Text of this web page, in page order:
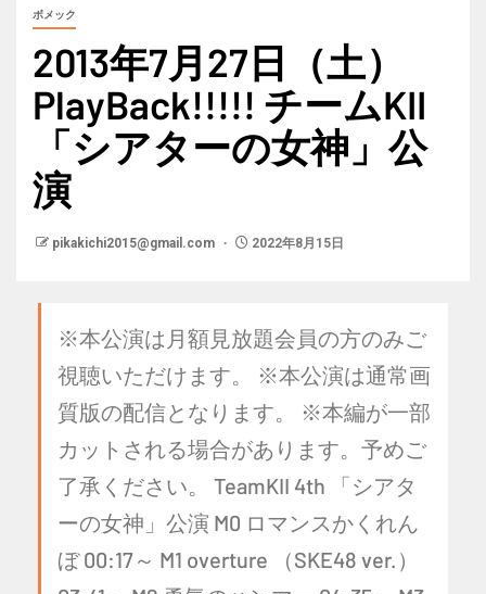
ボメック
2013年7月27日（土）
PlayBack!!!!! チームKII
「シアターの女神」公
演
pikakichi2015@gmail.com 2022年8月15日
※本公演は月額見放題会員の方のみご
視聴いただけます。 ※本公演は通常画
質版の配信となります。 ※本編が一部
カットされる場合があります。予めご
了承ください。 TeamKII 4th 「シアタ
ーの女神」公演 M0 ロマンスかくれん
ぼ 00:17～ M1 overture （SKE48 ver.）